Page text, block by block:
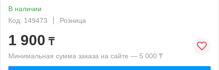
В наличии
Код: 149473
Розница
1 900 ₸
Минимальная сумма заказа на сайте — 5 000 ₸